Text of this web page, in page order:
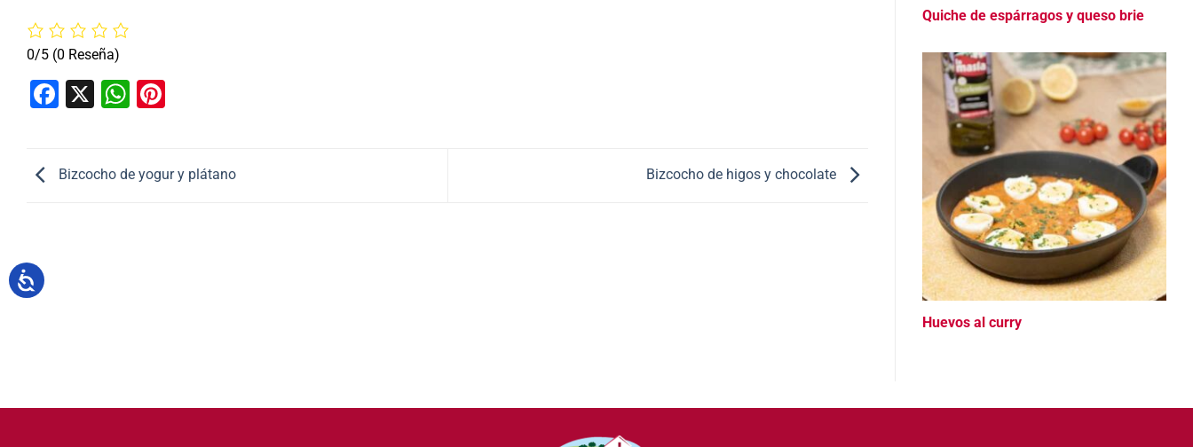
0/5 (0 Reseña)
Facebook
X WhatsApp
Bizcocho de yogur y plátano Bizcocho de higos y chocolate
Quiche de espárragos y queso brie
Huevos al curry